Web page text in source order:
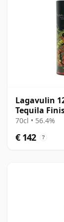
Lagavulin
Tequila
Releases 2023
70cl • 56.4%
€ 142 ?